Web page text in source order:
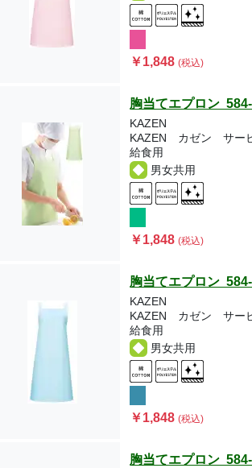
￥1,848(税込)
胸当てエプロン
KAZEN
KAZEN カゼン サー
給食用
男女共用
￥1,848(税込)
胸当てエプロン
KAZEN
KAZEN カゼン サー
給食用
男女共用
￥1,848(税込)
胸当てエプロン